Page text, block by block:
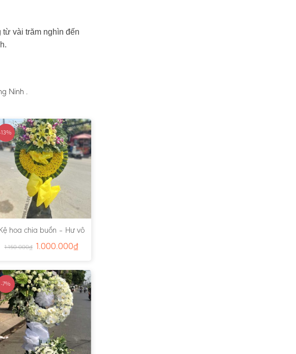
vài trăm nghìn đến
Ninh .
-13%
hoa chia buồn – Hư vô
1.150.000₫ 1.000.000₫
-7%